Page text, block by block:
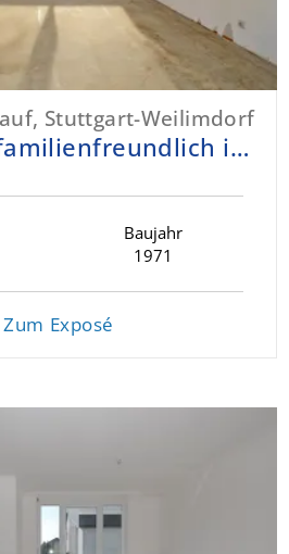
Stuttgart-Weilimdorf
+++ Sonnig & familienfreundlich im EG - modernisierungsbedürftig - ruhige & grüne Wohnlage - inkl. TG-Stellplatz +++
Baujahr
1971
Zum Exposé